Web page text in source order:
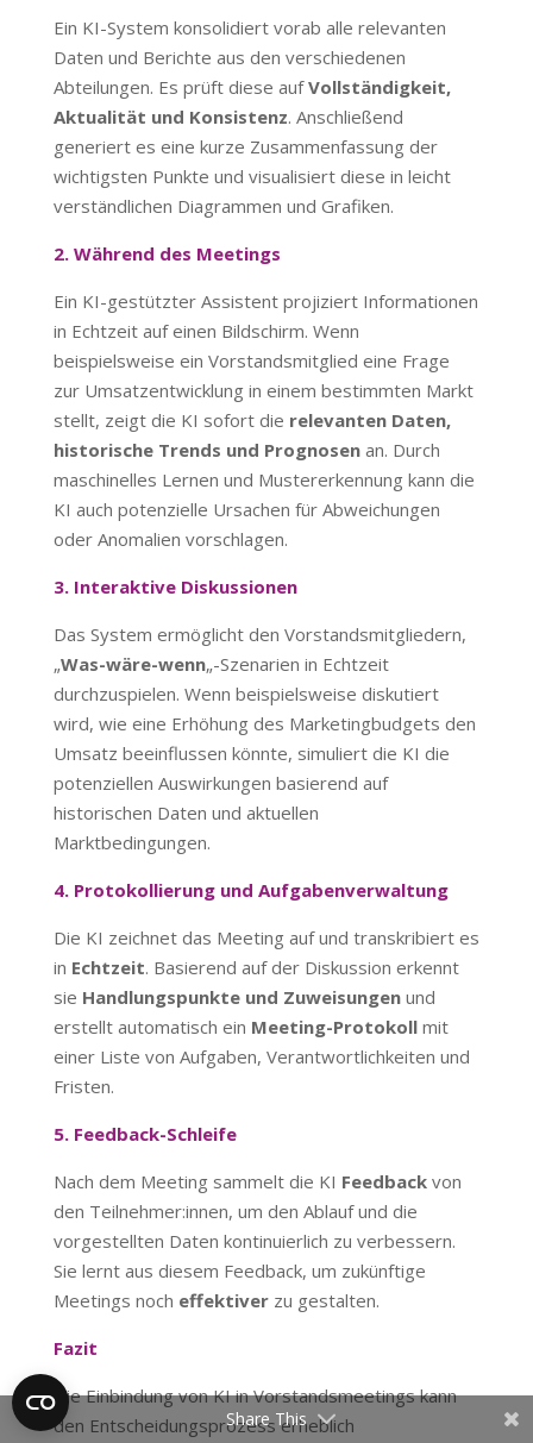
Ein KI-System konsolidiert vorab alle relevanten
Daten und Berichte aus den verschiedenen
Abteilungen. Es prüft diese aufVollständigkeit,
Aktualität und Konsistenz. Anschließend
generiert es eine kurze Zusammenfassung der
wichtigsten Punkte und visualisiert diese in leicht
verständlichen Diagrammen und Grafiken.
2. Während des Meetings
Ein KI-gestützter Assistent projiziert Informationen
in Echtzeit auf einen Bildschirm. Wenn
beispielsweise ein Vorstandsmitglied eine Frage
zur Umsatzentwicklung in einem bestimmten Markt
stellt, zeigt die KI sofort die relevanten Daten,
historische Trends und Prognosenan. Durch
maschinelles Lernen und Mustererkennung kann die
KI auch potenzielle Ursachen für Abweichungen
oder Anomalien vorschlagen.
3. Interaktive Diskussionen
Das System ermöglicht den Vorstandsmitgliedern,
„Was-wäre-wenn„-Szenarien in Echtzeit
durchzuspielen. Wenn beispielsweise diskutiert
wird, wie eine Erhöhung des Marketingbudgets den
Umsatz beeinflussen könnte, simuliert die KI die
potenziellen Auswirkungen basierend auf
historischen Daten und aktuellen
Marktbedingungen.
4. Protokollierung und Aufgabenverwaltung
Die KI zeichnet das Meeting auf und transkribiert es
in Echtzeit. Basierend auf der Diskussion erkennt
sie Handlungspunkte und Zuweisungenund
erstellt automatisch ein Meeting-Protokollmit
einer Liste von Aufgaben, Verantwortlichkeiten und
Fristen.
5. Feedback-Schleife
Nach dem Meeting sammelt die KI Feedbackvon
den Teilnehmer:innen, um den Ablauf und die
vorgestellten Daten kontinuierlich zu verbessern.
Sie lernt aus diesem Feedback, um zukünftige
Meetings noch effektiverzu gestalten.
Fazit
Die Einbindung von KI in Vorstandsmeetings kann
den Entscheidungsprozess erheblich
Share This